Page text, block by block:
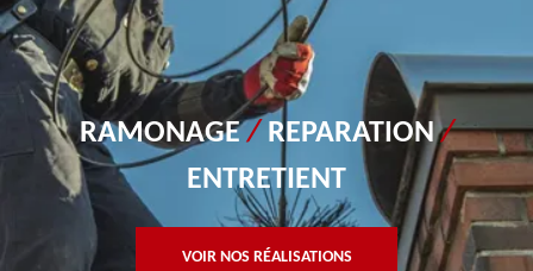
RAMONAGE/ REPARATION/
ENTRETIENT
VOIR NOS RÉALISATIONS